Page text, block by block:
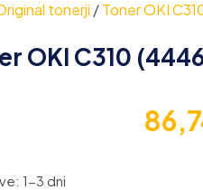
tonerji / Toner OKI
OKI C310
1-3 dni